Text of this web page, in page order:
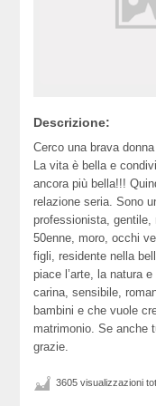
Descrizione:
Cerco una brava
La vita è bella e
ancora più bella!!!
relazione seria. Sono
professionista,
50enne, moro, occhi
figli, residente nella
piace l’arte, la natura
carina, sensibile,
bambini e che vuole
matrimonio. Se anche
grazie.
3605 visualizzazioni